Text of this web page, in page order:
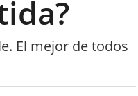
El mejor de todos